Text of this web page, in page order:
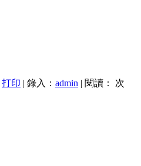
打印 | 錄入： admin | 閱讀：
次